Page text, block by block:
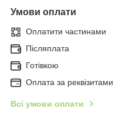
Умови оплати
Оплатити частинами
Післяплата
Готівкою
Оплата за реквізитами
Всі умови оплати